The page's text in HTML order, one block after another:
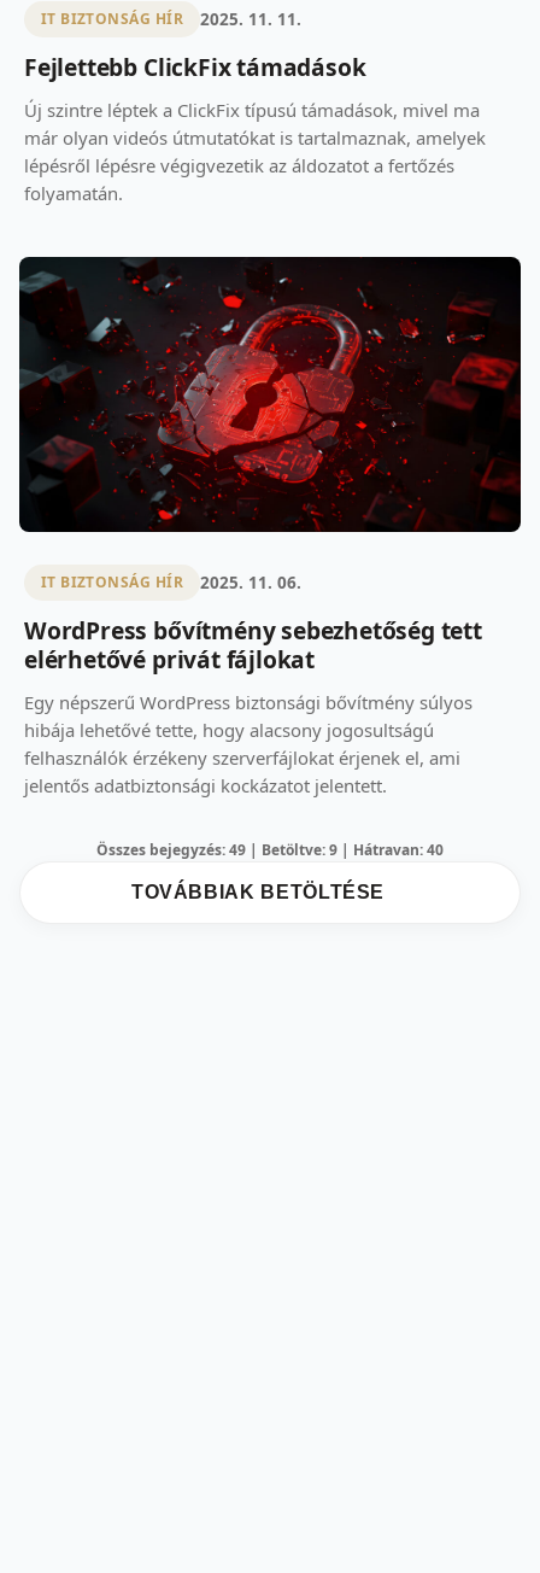
IT BIZTONSÁG HÍR 2025. 11. 11.
Fejlettebb ClickFix támadások
Új szintre léptek a ClickFix típusú támadások, mivel ma
már olyan videós útmutatókat is tartalmaznak, amelyek
lépésről lépésre végigvezetik az áldozatot a fertőzés
folyamatán.
IT BIZTONSÁG HÍR 2025. 11. 06.
WordPress bővítmény sebezhetőség tett
elérhetővé privát fájlokat
Egy népszerű WordPress biztonsági bővítmény súlyos
hibája lehetővé tette, hogy alacsony jogosultságú
felhasználók érzékeny szerverfájlokat érjenek el, ami
jelentős adatbiztonsági kockázatot jelentett.
Összes bejegyzés: 49 | Betöltve: 9 | Hátravan: 40
TOVÁBBIAK BETÖLTÉSE